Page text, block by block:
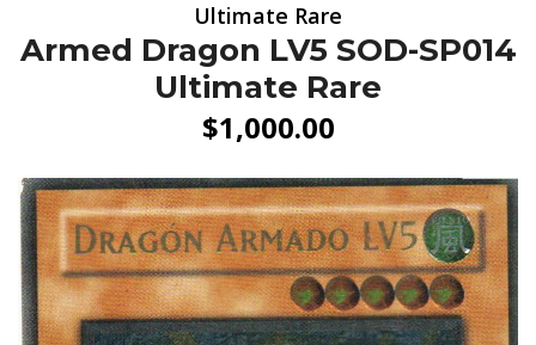
Ultimate Rare
Armed Dragon LV5 SOD-SP014
Ultimate Rare
$1,000.00